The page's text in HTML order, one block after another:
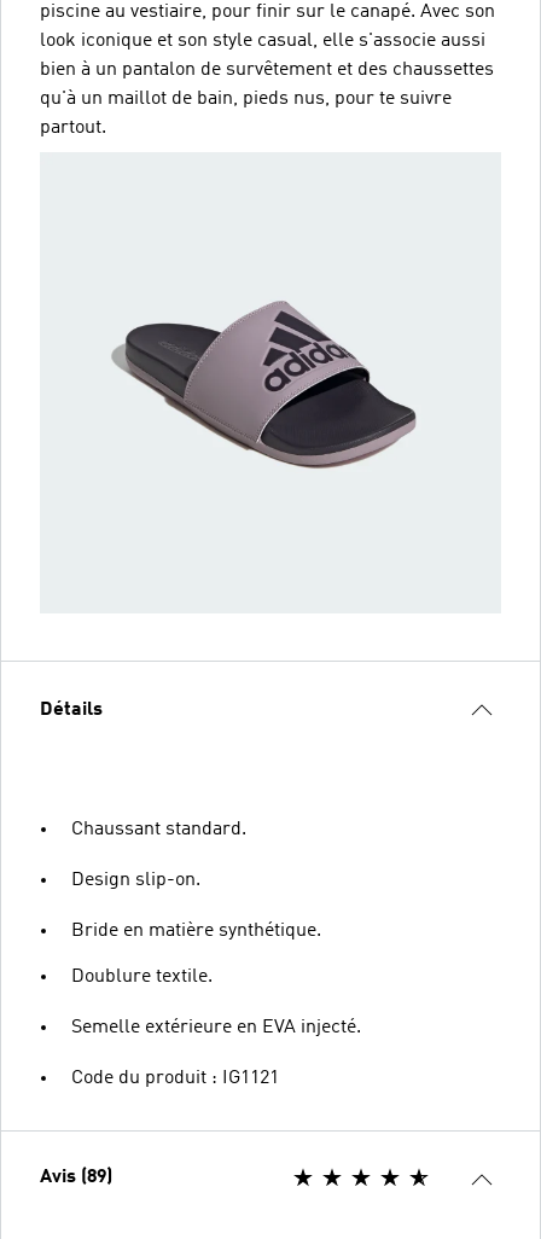
piscine au vestiaire, pour finir sur le canapé. Avec son
look iconique et son style casual, elle s'associe aussi
bien à un pantalon de survêtement et des chaussettes
qu'à un maillot de bain, pieds nus, pour te suivre
partout.
Détails
Chaussant standard.
Design slip-on.
Bride en matière synthétique.
Doublure textile.
Semelle extérieure en EVA injecté.
Code du produit : IG1121
Avis (89)